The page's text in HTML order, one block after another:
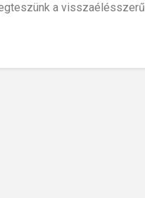
a visszaélésszerű